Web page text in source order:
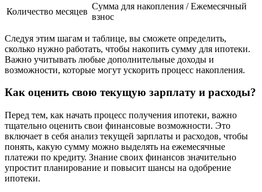
Количество месяцев
Сумма для накопления / Ежемесячный
взнос
Следуя этим шагам и таблице, вы сможете определить,
сколько нужно работать, чтобы накопить сумму для ипотеки.
Важно учитывать любые дополнительные доходы и
возможности, которые могут ускорить процесс накопления.
Как оценить свою текущую зарплату и расходы?
Перед тем, как начать процесс получения ипотеки, важно
тщательно оценить свои финансовые возможности. Это
включает в себя анализ текущей зарплаты и расходов, чтобы
понять, какую сумму можно выделять на ежемесячные
платежи по кредиту. Знание своих финансов значительно
упростит планирование и повысит шансы на одобрение
ипотеки.